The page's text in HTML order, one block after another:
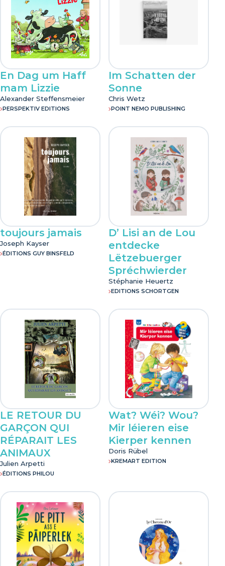
En Dag um Haff
mam Lizzie
Alexander Steffensmeier
PERSPEKTIV EDITIONS
Im Schatten der
Sonne
Chris Wetz
POINT NEMO PUBLISHING
toujours jamais
Joseph Kayser
ÉDITIONS GUY BINSFELD
D’ Lisi an de Lou
entdecke
Lëtzebuerger
Spréchwierder
Stéphanie Heuertz
EDITIONS SCHORTGEN
LE RETOUR DU
GARÇON QUI
RÉPARAIT LES
ANIMAUX
Julien Arpetti
ÉDITIONS PHILOU
Wat? Wéi? Wou?
Mir léieren eise
Kierper kennen
Doris Rübel
KREMART EDITION